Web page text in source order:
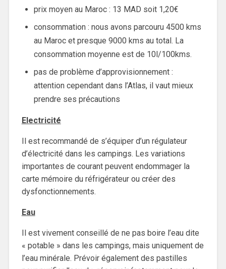
prix moyen au Maroc : 13 MAD soit 1,20€
consommation : nous avons parcouru 4500 kms
au Maroc et presque 9000 kms au total. La
consommation moyenne est de 10l/100kms.
pas de problème d’approvisionnement :
attention cependant dans l’Atlas, il vaut mieux
prendre ses précautions
Electricité
Il est recommandé de s’équiper d’un régulateur
d’électricité dans les campings. Les variations
importantes de courant peuvent endommager la
carte mémoire du réfrigérateur ou créer des
dysfonctionnements.
Eau
Il est vivement conseillé de ne pas boire l’eau dite
« potable » dans les campings, mais uniquement de
l’eau minérale. Prévoir également des pastilles